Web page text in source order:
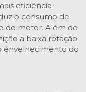
eficiência
o consumo de
do motor. Além de
a baixa rotação
envelhecimento do